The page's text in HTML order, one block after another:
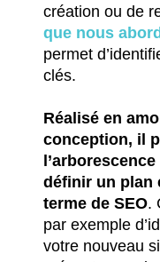
création ou de
que nous
permet
clés.
Réalisé en
conception, il
définir un plan
terme de SEO.
par exemple
votre nouveau